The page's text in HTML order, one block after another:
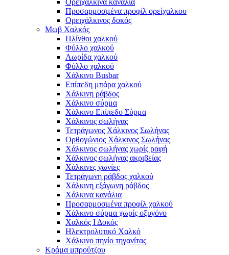
Ορειχάλκινα κανάλια
Προσαρμοσμένα προφίλ ορείχαλκου
Ορειχάλκινος δοκός
Μωβ Χαλκός
Πλίνθοι χαλκού
Φύλλο χαλκού
Λωρίδα χαλκού
Φύλλο χαλκού
Χάλκινο Busbar
Επίπεδη μπάρα χαλκού
Χάλκινη ράβδος
Χάλκινο σύρμα
Χάλκινο Επίπεδο Σύρμα
Χάλκινος σωλήνας
Τετράγωνος Χάλκινος Σωλήνας
Ορθογώνιος Χάλκινος Σωλήνας
Χάλκινος σωλήνας χωρίς ραφή
Χάλκινος σωλήνας ακριβείας
Χάλκινες γωνίες
Τετράγωνη ράβδος χαλκού
Χάλκινη εξάγωνη ράβδος
Χάλκινα κανάλια
Προσαρμοσμένα προφίλ χαλκού
Χάλκινο σύρμα χωρίς οξυγόνο
Χαλκός Ι Δοκός
Ηλεκτρολυτικό Χαλκό
Χάλκινο πηνίο τηγανίτας
Κράμα μπρούτζου